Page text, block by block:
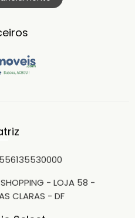
6135530000
SHOPPING - LOJA 58 -
CLARAS - DF